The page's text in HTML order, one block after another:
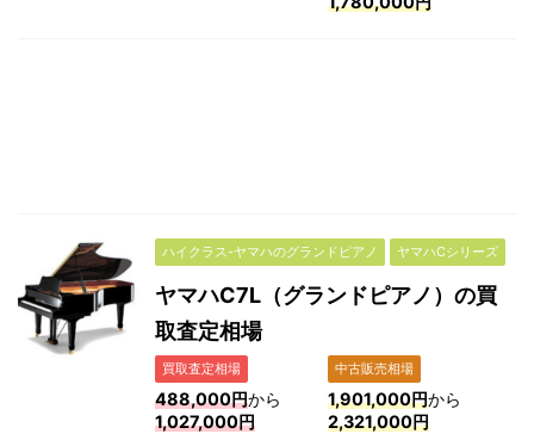
ハイクラス-ヤマハのグランドピアノ ヤマハCシリーズ
ヤマハC7L（グランドピアノ）の買
取査定相場
買取査定相場
488,000円から
1,027,000円
中古販売相場
1,901,000円から
2,321,000円